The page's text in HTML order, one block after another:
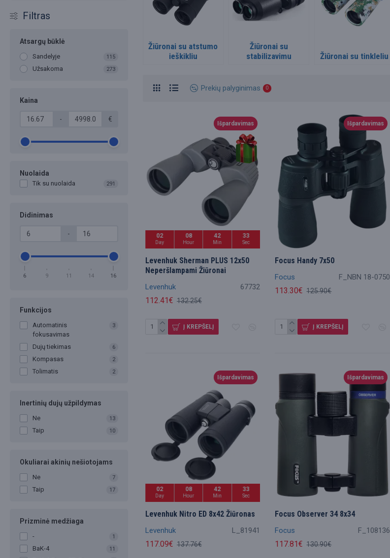
Filtras
Atsargų būklė
Sandelyje 115
Užsakoma 273
Kaina
- €
Nuolaida
Tik su nuolaida 291
Didinimas
-
6 9 11 14 16
Funkcijos
Automatinis
fokusavimas
3
Dujų tiekimas 6
Kompasas 2
Tolimatis 2
Inertinių dujų užpildymas
Ne 13
Taip 10
Okuliarai akinių nešiotojams
Ne 7
Taip 17
Prizminė medžiaga
- 1
BaK-4 11
Žiūronai su atstumo
ieškikliu
Žiūronai su
stabilizavimu
Žiūronai su tinkleliu
Prekių palyginimas 0
Išpardavimas
02
Day
08
Hour
42
Min
31
Sec
Levenhuk 67732
Levenhuk Sherman PLUS 12x50
Neperšlampami Žiūronai
112.41€ 132.25€
Į KREPŠELĮ
Išpardavimas
Focus F_NBN 18-0750
Focus Handy 7x50
113.30€ 125.90€
Į KREPŠELĮ
Išpardavimas
02
Day
08
Hour
42
Min
31
Sec
Levenhuk L_81941
Levenhuk Nitro ED 8x42 Žiūronas
117.09€ 137.76€
Išpardavimas
Focus F_108136
Focus Observer 34 8x34
117.81€ 130.90€